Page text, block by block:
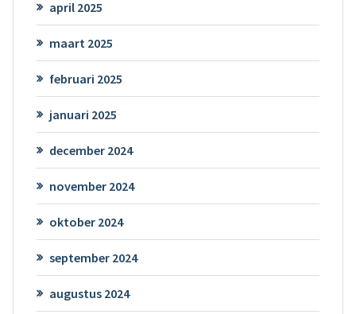
april 2025
maart 2025
februari 2025
januari 2025
december 2024
november 2024
oktober 2024
september 2024
augustus 2024